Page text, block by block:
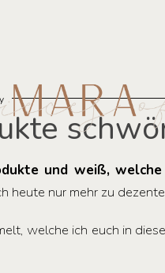
und weiß,
nur mehr zu
welche ich euch in